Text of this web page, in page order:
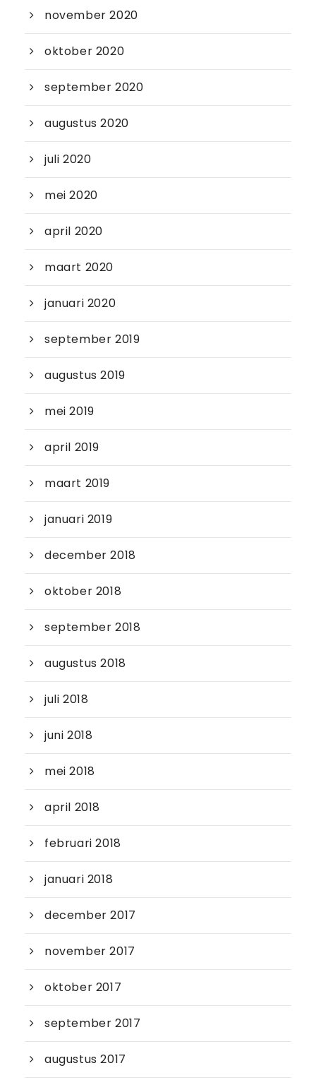
november 2020
oktober 2020
september 2020
augustus 2020
juli 2020
mei 2020
april 2020
maart 2020
januari 2020
september 2019
augustus 2019
mei 2019
april 2019
maart 2019
januari 2019
december 2018
oktober 2018
september 2018
augustus 2018
juli 2018
juni 2018
mei 2018
april 2018
februari 2018
januari 2018
december 2017
november 2017
oktober 2017
september 2017
augustus 2017